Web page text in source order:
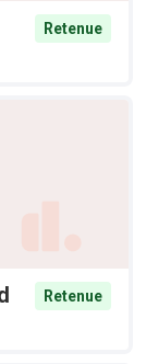
Retenue
Retenue